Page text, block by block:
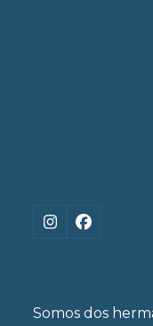
Instagram
Facebook
Somos dos